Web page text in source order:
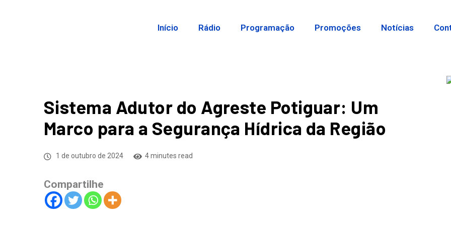
Início Rádio Programação Promoções Notícias
Sistema Adutor do Agreste Potiguar: Um
Marco para a Segurança Hídrica da Região
1 de outubro de 2024 4 minutes read
Compartilhe